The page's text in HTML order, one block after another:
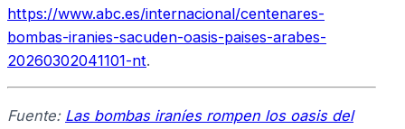
https://www.abc.es/internacional/centenares-
bombas-iranies-sacuden-oasis-paises-arabes-
20260302041101-nt.
Fuente: Las bombas iraníes rompen los oasis del